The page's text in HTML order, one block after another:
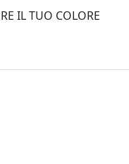
IL TUO COLORE